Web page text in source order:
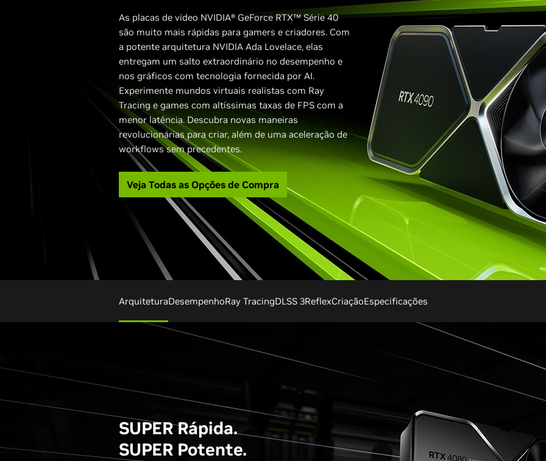
As placas de vídeo NVIDIA® GeForce RTX™ Série 40
são muito mais rápidas para gamers e criadores. Com
a potente arquitetura NVIDIA Ada Lovelace, elas
entregam um salto extraordinário no desempenho e
nos gráficos com tecnologia fornecida por AI.
Experimente mundos virtuais realistas com Ray
Tracing e games com altíssimas taxas de FPS com a
menor latência. Descubra novas maneiras
revolucionárias para criar, além de uma aceleração de
workflows sem precedentes.
Veja Todas as Opções de Compra
ArquiteturaDesempenhoRay TracingDLSS 3ReflexCriaçãoEspecificações
SUPER Rápida.
SUPER Potente.